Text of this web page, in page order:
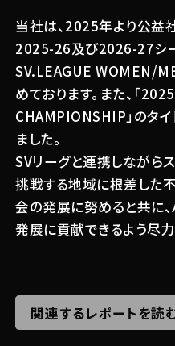
当社は、2025年より公益
2025-26及び2026-27シ
SV.LEAGUE WOMEN/
めております。また、「
CHAMPIONSHIP」のタ
ました。
SVリーグと連携しながら
挑戦する地域に根差した
会の発展に努めると共に
発展に貢献できるよう尽力
関連するレポートを読
関連する記事
#試合 / イベン
2026.03.03
「
by OPEN
次世代を担う
#キャンペーン
2026.01.30
オープンハウ
メディア「